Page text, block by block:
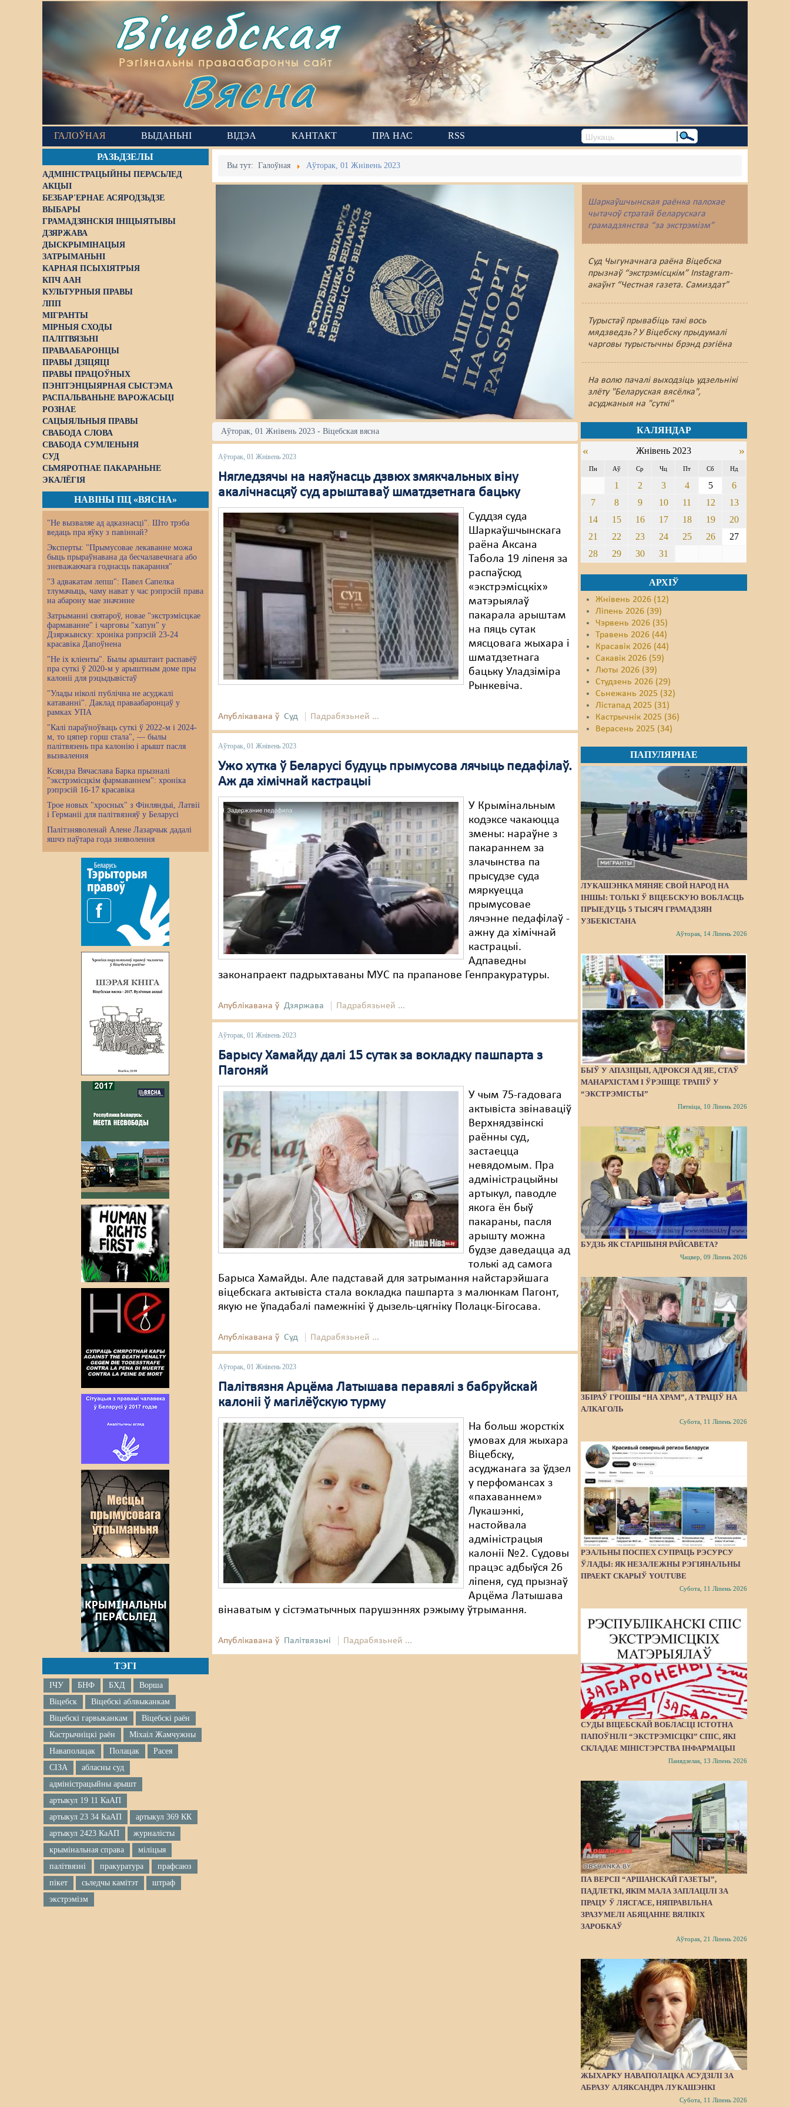
Віцебская
Рэгіянальны праваабарончы сайт
Вясна
ГАЛОЎНАЯ ВЫДАНЬНІ ВІДЭА КАНТАКТ ПРА НАС RSS
РАЗЬДЗЕЛЫ
АДМІНІСТРАЦЫЙНЫ ПЕРАСЬЛЕД
АКЦЫІ
БЕЗБАР'ЕРНАЕ АСЯРОДЗЬДЗЕ
ВЫБАРЫ
ГРАМАДЗЯНСКІЯ ІНІЦЫЯТЫВЫ
ДЗЯРЖАВА
ДЫСКРЫМІНАЦЫЯ
ЗАТРЫМАНЬНІ
КАРНАЯ ПСЫХІЯТРЫЯ
КПЧ ААН
КУЛЬТУРНЫЯ ПРАВЫ
ЛПП
МІГРАНТЫ
МІРНЫЯ СХОДЫ
ПАЛІТВЯЗЬНІ
ПРАВААБАРОНЦЫ
ПРАВЫ ДЗІЦЯЦІ
ПРАВЫ ПРАЦОЎНЫХ
ПЭНІТЭНЦЫЯРНАЯ СЫСТЭМА
РАСПАЛЬВАНЬНЕ ВАРОЖАСЬЦІ
РОЗНАЕ
САЦЫЯЛЬНЫЯ ПРАВЫ
СВАБОДА СЛОВА
СВАБОДА СУМЛЕНЬНЯ
СУД
СЬМЯРОТНАЕ ПАКАРАНЬНЕ
ЭКАЛЁГІЯ
НАВІНЫ ПЦ «ВЯСНА»
"Не вызваляе ад адказнасці". Што трэба
ведаць пра яўку з павіннай?
Эксперты: "Прымусовае лекаванне можа
быць прыраўнавана да бесчалавечнага або
зневажаючага годнасць пакарання"
"З адвакатам лепш": Павел Сапелка
тлумачыць, чаму нават у час рэпрэсій права
на абарону мае значэнне
Затрыманні святароў, новае "экстрэмісцкае
фармаванне" і чарговы "хапун" у
Дзяржынску: хроніка рэпрэсій 23-24
красавіка Дапоўнена
"Не іх кліенты". Былы арыштант распавёў
пра суткі ў 2020-м у арыштным доме пры
калоніі для рэцыдывістаў
"Улады ніколі публічна не асуджалі
катаванні". Даклад праваабаронцаў у
рамках УПА
"Калі параўноўваць суткі ў 2022-м і 2024-
м, то цяпер горш стала", — былы
палітвязень пра калонію і арышт пасля
вызвалення
Ксяндза Вячаслава Барка прызналі
"экстрэмісцкім фармаваннем": хроніка
рэпрэсій 16-17 красавіка
Трое новых "хросных" з Фінляндыі, Латвіі
і Германіі для палітвязняў у Беларусі
Палітзняволенай Алене Лазарчык дадалі
яшчэ паўтара года зняволення
ТЭГІ
ІЧУ БНФ БХД
Ворша
Віцебск
Віцебскі аблвыканкам
Віцебскі гарвыканкам
Віцебскі раён
Кастрычніцкі раён
Міхаіл Жамчужны
Наваполацак
Полацак
Расея
СІЗА
абласны суд
адміністрацыйны арышт
артыкул 19 11 КаАП
артыкул 23 34 КаАП
артыкул 369 КК
артыкул 2423 КаАП
журналісты
крымінальная справа
міліцыя
палітвязні
пракуратура
прафсаюз
пікет
сьледчы камітэт
штраф
экстрэмізм
Вы тут:Галоўная Аўторак, 01 Жнівень 2023
Шаркаўшчынская раёнка палохае
чытачоў стратай беларускага
грамадзянства “за экстрэмізм”
Суд Чыгуначнага раёна Віцебска
прызнаў “экстрэмісцкім” Instagram-
акаўнт “Честная газета. Самиздат”
Турыстаў прывабіць такі вось
мядзведзь? У Віцебску прыдумалі
чарговы турыстычны брэнд рэгіёна
На волю пачалі выходзіць удзельнікі
злёту "Беларуская вясёлка",
асуджаныя на "суткі"
Аўторак, 01 Жнівень 2023 - Віцебская вясна
Аўторак, 01 Жнівень 2023
Нягледзячы на наяўнасць дзвюх змякчальных віну
акалічнасцяў суд арыштаваў шматдзетнага бацьку
Суддзя суда
Шаркаўшчынскага
раёна Аксана
Табола 19 ліпеня за
распаўсюд
«экстрэмісцкіх»
матэрыялаў
пакарала арыштам
на пяць сутак
мясцовага жыхара і
шматдзетнага
бацьку Уладзіміра
Рынкевіча.
Апублікавана ў Суд Падрабязьней ...
Аўторак, 01 Жнівень 2023
Ужо хутка ў Беларусі будуць прымусова лячыць педафілаў.
Аж да хімічнай кастрацыі
У Крымінальным
кодэксе чакаюцца
змены: нараўне з
пакараннем за
злачынства па
прысудзе суда
мяркуецца
прымусовае
лячэнне педафілаў -
ажну да хімічнай
кастрацыі.
Адпаведны
законапраект падрыхтаваны МУС па прапанове Генпракуратуры.
Апублікавана ў Дзяржава Падрабязьней ...
Аўторак, 01 Жнівень 2023
Барысу Хамайду далі 15 сутак за вокладку пашпарта з
Пагоняй
У чым 75-гадовага
актывіста звінаваціў
Верхнядзвінскі
раённы суд,
застаецца
невядомым. Пра
адміністрацыйны
артыкул, паводле
якога ён быў
пакараны, пасля
арышту можна
будзе даведацца ад
толькі ад самога
Барыса Хамайды. Але падставай для затрымання найстарэйшага
віцебскага актывіста стала вокладка пашпарта з малюнкам Пагонт,
якую не ўпадабалі памежнікі ў дызель-цягніку Полацк-Бігосава.
Апублікавана ў Суд Падрабязьней ...
Аўторак, 01 Жнівень 2023
Палітвязня Арцёма Латышава перавялі з бабруйскай
калоніі ў магілёўскую турму
На больш жорсткіх
умовах для жыхара
Віцебску,
асуджанага за ўдзел
у перфомансах з
«пахаваннем»
Лукашэнкі,
настойвала
адміністрацыя
калоніі №2. Судовы
працэс адбыўся 26
ліпеня, суд прызнаў
Арцёма Латышава
вінаватым у сістэматычных парушэннях рэжыму ўтрымання.
Апублікавана ў Палітвязьні Падрабязьней ...
КАЛЯНДАР
« Жнівень 2023 »
Пн Аў Ср Чц Пт Сб Нд
1 2 3 4 5
6
7
8 9 10 11 12
13
14
15 16 17 18 19
20
21
22 23 24 25 26
27
28
29 30 31
АРХІЎ
Жнівень 2026 (12)
Ліпень 2026 (39)
Чэрвень 2026 (35)
Травень 2026 (44)
Красавік 2026 (44)
Сакавік 2026 (59)
Люты 2026 (39)
Студзень 2026 (29)
Сьнежань 2025 (32)
Лістапад 2025 (31)
Кастрычнік 2025 (36)
Верасень 2025 (34)
ПАПУЛЯРНАЕ
ЛУКАШЭНКА МЯНЯЕ СВОЙ НАРОД НА
ІНШЫ: ТОЛЬКІ Ў ВІЦЕБСКУЮ ВОБЛАСЦЬ
ПРЫЕДУЦЬ 5 ТЫСЯЧ ГРАМАДЗЯН
УЗБЕКІСТАНА
Аўторак, 14 Ліпень 2026
БЫЎ У АПАЗІЦЫІ, АДРОКСЯ АД ЯЕ, СТАЎ
МАНАРХІСТАМ І ЎРЭШЦЕ ТРАПІЎ У
“ЭКСТРЭМІСТЫ”
Пятніца, 10 Ліпень 2026
БУДЗЬ ЯК СТАРШЫНЯ РАЙСАВЕТА?
Чацвер, 09 Ліпень 2026
ЗБІРАЎ ГРОШЫ “НА ХРАМ”, А ТРАЦІЎ НА
АЛКАГОЛЬ
Субота, 11 Ліпень 2026
РЭАЛЬНЫ ПОСПЕХ СУПРАЦЬ РЭСУРСУ
ЎЛАДЫ: ЯК НЕЗАЛЕЖНЫ РЭГІЯНАЛЬНЫ
ПРАЕКТ СКАРЫЎ YOUTUBE
Субота, 11 Ліпень 2026
СУДЫ ВІЦЕБСКАЙ ВОБЛАСЦІ ІСТОТНА
ПАПОЎНІЛІ “ЭКСТРЭМІСЦКІ” СПІС, ЯКІ
СКЛАДАЕ МІНІСТЭРСТВА ІНФАРМАЦЫІ
Панядзелак, 13 Ліпень 2026
ПА ВЕРСІІ “АРШАНСКАЙ ГАЗЕТЫ”,
ПАДЛЕТКІ, ЯКІМ МАЛА ЗАПЛАЦІЛІ ЗА
ПРАЦУ Ў ЛЯСГАСЕ, НЯПРАВІЛЬНА
ЗРАЗУМЕЛІ АБЯЦАННЕ ВЯЛІКІХ
ЗАРОБКАЎ
Аўторак, 21 Ліпень 2026
ЖЫХАРКУ НАВАПОЛАЦКА АСУДЗІЛІ ЗА
АБРАЗУ АЛЯКСАНДРА ЛУКАШЭНКІ
Субота, 11 Ліпень 2026